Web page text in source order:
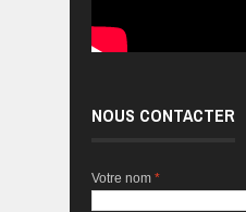
NOUS CONTACTER
Votre nom *